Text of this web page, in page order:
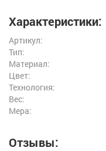
Характеристики:
Артикул:
Тип:
Материал:
Цвет:
Технология:
Вес:
Мера:
Отзывы: